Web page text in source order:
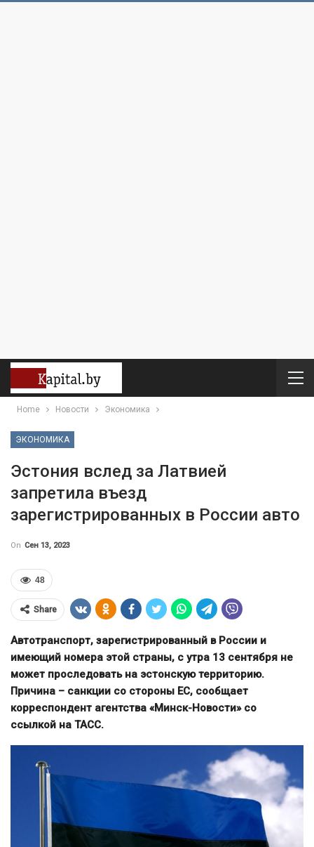
Home Новости Экономика
ЭКОНОМИКА
Эстония вслед за Латвией
запретила въезд
зарегистрированных в России авто
On Сен 13, 2023
48
Share
Автотранспорт, зарегистрированный в России и
имеющий номера этой страны, с утра 13 сентября не
может проследовать на эстонскую территорию.
Причина – санкции со стороны ЕС, сообщает
корреспондент агентства «Минск-Новости» со
ссылкой на ТАСС.